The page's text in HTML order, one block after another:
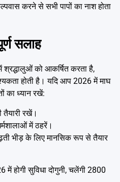
करने से सभी पापों का नाश होता
सलाह
श्रद्धालुओं को आकर्षित करता है,
होती है। यदि आप 2026 में माघ
का ध्यान रखें:
रखें।
में ठहरें।
भीड़ के लिए मानसिक रूप से तैयार
होगी सुविधा दोगुनी, चलेंगी 2800